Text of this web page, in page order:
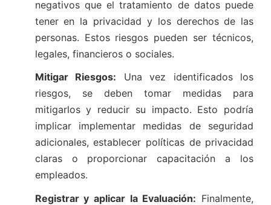
negativos que el tratamiento de datos puede
tener en la privacidad y los derechos de las
personas. Estos riesgos pueden ser técnicos,
legales, financieros o sociales.
Mitigar Riesgos: Una vez identificados los
riesgos, se deben tomar medidas para
mitigarlos y reducir su impacto. Esto podría
implicar implementar medidas de seguridad
adicionales, establecer políticas de privacidad
claras o proporcionar capacitación a los
empleados.
Registrar y aplicar la Evaluación: Finalmente,